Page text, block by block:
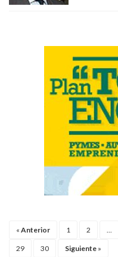
« Anterior 1 2 ...
29 30 Siguiente »